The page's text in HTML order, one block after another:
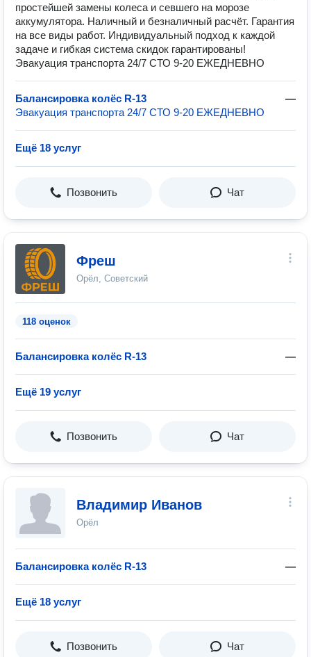
простейшей замены колеса и севшего на морозе
аккумулятора. Наличный и безналичный расчёт. Гарантия
на все виды работ. Индивидуальный подход к каждой
задаче и гибкая система скидок гарантированы!
Эвакуация транспорта 24/7 СТО 9-20 ЕЖЕДНЕВНО
Балансировка колёс R-13
—
Эвакуация транспорта 24/7 СТО 9-20 ЕЖЕДНЕВНО
Ещё 18 услуг
Позвонить Чат
Фреш
Орёл, Советский
118 оценок
Балансировка колёс R-13 —
Ещё 19 услуг
Позвонить Чат
Владимир Иванов
Орёл
Балансировка колёс R-13 —
Ещё 18 услуг
Позвонить Чат